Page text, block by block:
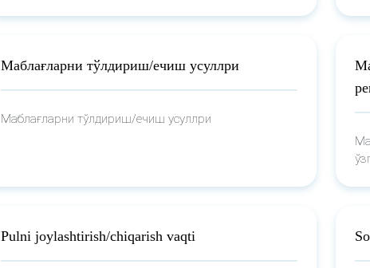
Маблағларни тўлдириш/ечиш усуллри
Маблағларни тўлдириш/ечиш усуллри
Pulni joylashtirish/chiqarish vaqti